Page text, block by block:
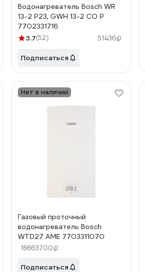
Водонагреватель Bosch WR
13-2 P23, GWH 13-2 CO P
7702331716
3.7(52) 51436
Подписаться
Нет в наличии
Газовый проточный
водонагреватель Bosch
WTD27 AME 7703311070
16663700
Подписаться